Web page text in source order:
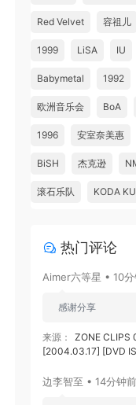
Red Velvet 容祖儿
1999 LiSA IU
Babymetal 1992
欧洲音乐会 BoA
1996 安室奈美惠
BiSH 杰克逊
滚石乐队 KODA
热门评论
Aimer六等星 • 10
感谢分享
来源：
ZONE CLIPS
[2004.03.17] [DVD
边李智至 • 14分钟前